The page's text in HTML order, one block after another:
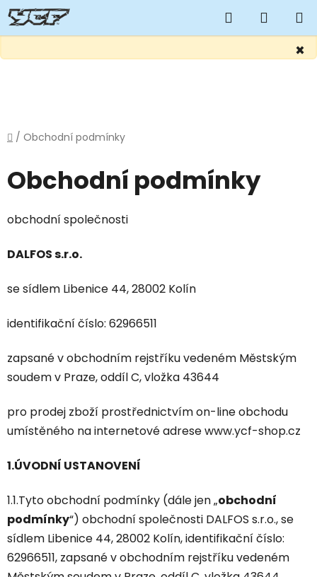
×
Hledat
KOŠÍK
Domů
/ Obchodní podmínky
Obchodní podmínky
obchodní společnosti
DALFOS s.r.o.
se sídlem Libenice 44, 28002 Kolín
identifikační číslo: 62966511
zapsané v obchodním rejstříku vedeném Městským
soudem v Praze, oddíl C, vložka 43644
pro prodej zboží prostřednictvím on-line obchodu
umístěného na internetové adrese www.ycf-shop.cz
1.ÚVODNÍ USTANOVENÍ
1.1.Tyto obchodní podmínky (dále jen „obchodní
podmínky“) obchodní společnosti DALFOS s.r.o., se
sídlem Libenice 44, 28002 Kolín, identifikační číslo:
62966511, zapsané v obchodním rejstříku vedeném